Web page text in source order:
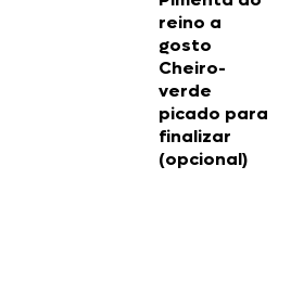
reino a
gosto
Cheiro-
verde
picado para
finalizar
(opcional)